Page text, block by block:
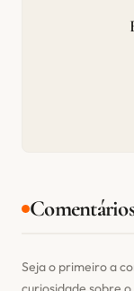
Comentários
Seja o primeiro a